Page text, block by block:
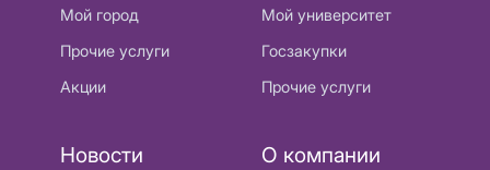
Мой город
Прочие услуги
Акции
Мой университет
Госзакупки
Прочие услуги
Новости О компании